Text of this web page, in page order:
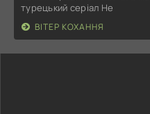
турецький серіал Не
ВІТЕР КОХАННЯ